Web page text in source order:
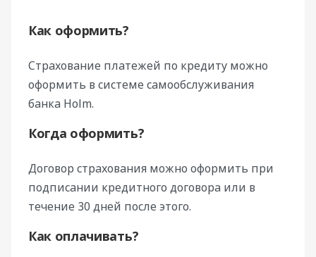
Как оформить?
Страхование платежей по кредиту можно
оформить в системе самообслуживания
банка Holm.
Когда оформить?
Договор страхования можно оформить при
подписании кредитного договора или в
течение 30 дней после этого.
Как оплачивать?